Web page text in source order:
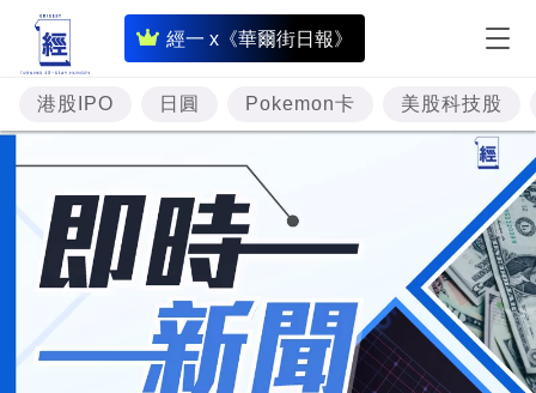
經一 x《華爾街日報》
即
時
財
經
專
題
投
資
樓
市
港股IPO 日圓 Pokemon卡 美股科技股